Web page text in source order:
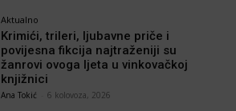
Aktualno
Krimići, trileri, ljubavne priče i
povijesna fikcija najtraženiji su
žanrovi ovoga ljeta u vinkovačkoj
knjižnici
Ana Tokić 6 kolovoza, 2026